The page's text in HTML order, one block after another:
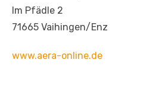
Im Pfädle 2
71665 Vaihingen/Enz
www.aera-online.de